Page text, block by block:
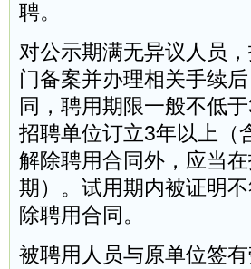
聘。
对公示期满无异议人员
门备案并办理相关手续
同，聘用期限一般不低
招聘单位订立3年以上（
解除聘用合同外，应当
期）。试用期内被证明
除聘用合同。
被聘用人员与原单位签